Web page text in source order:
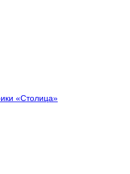
«Столица»